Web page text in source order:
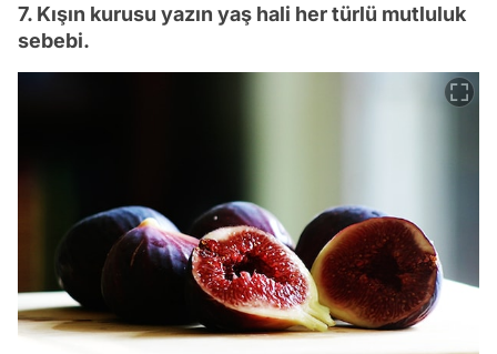
7. Kışın kurusu yazın yaş hali her türlü mutluluk
sebebi.